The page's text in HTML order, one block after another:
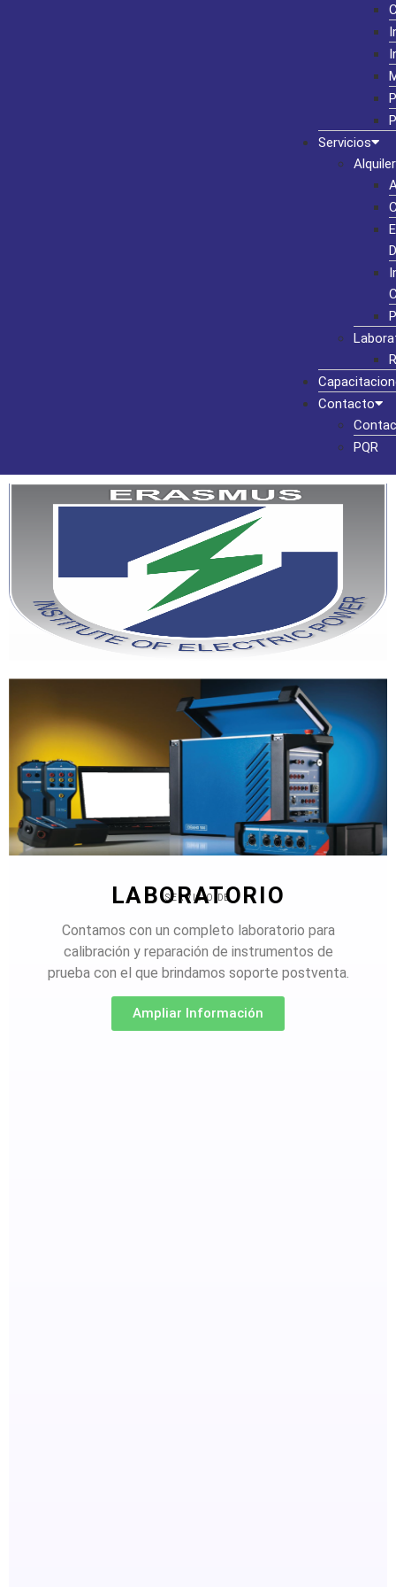
Servicios
Alquiler
Contacto
PQR
SERVICIO DE
LABORATORIO
Contamos con un completo laboratorio para
calibración y reparación de instrumentos de
prueba con el que brindamos soporte postventa.
Ampliar Información